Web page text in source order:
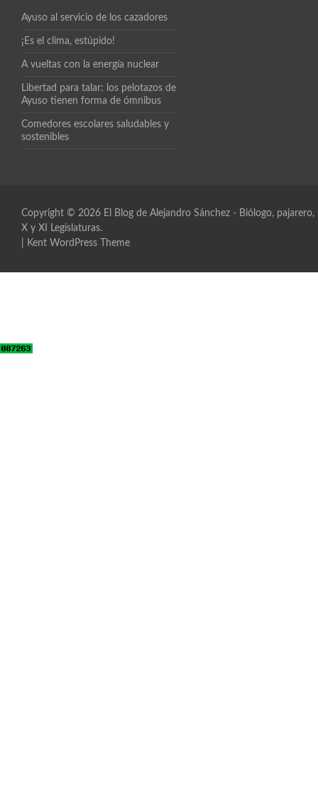
Ayuso al servicio de los cazadores
¡Es el clima, estúpido!
A vueltas con la energía nuclear
Libertad para talar: los pelotazos de
Ayuso tienen forma de ómnibus
Comedores escolares saludables y
sostenibles
Copyright © 2026 El Blog de Alejandro Sánchez - Biólogo,
X y XI Legislaturas.
Kent WordPress Theme